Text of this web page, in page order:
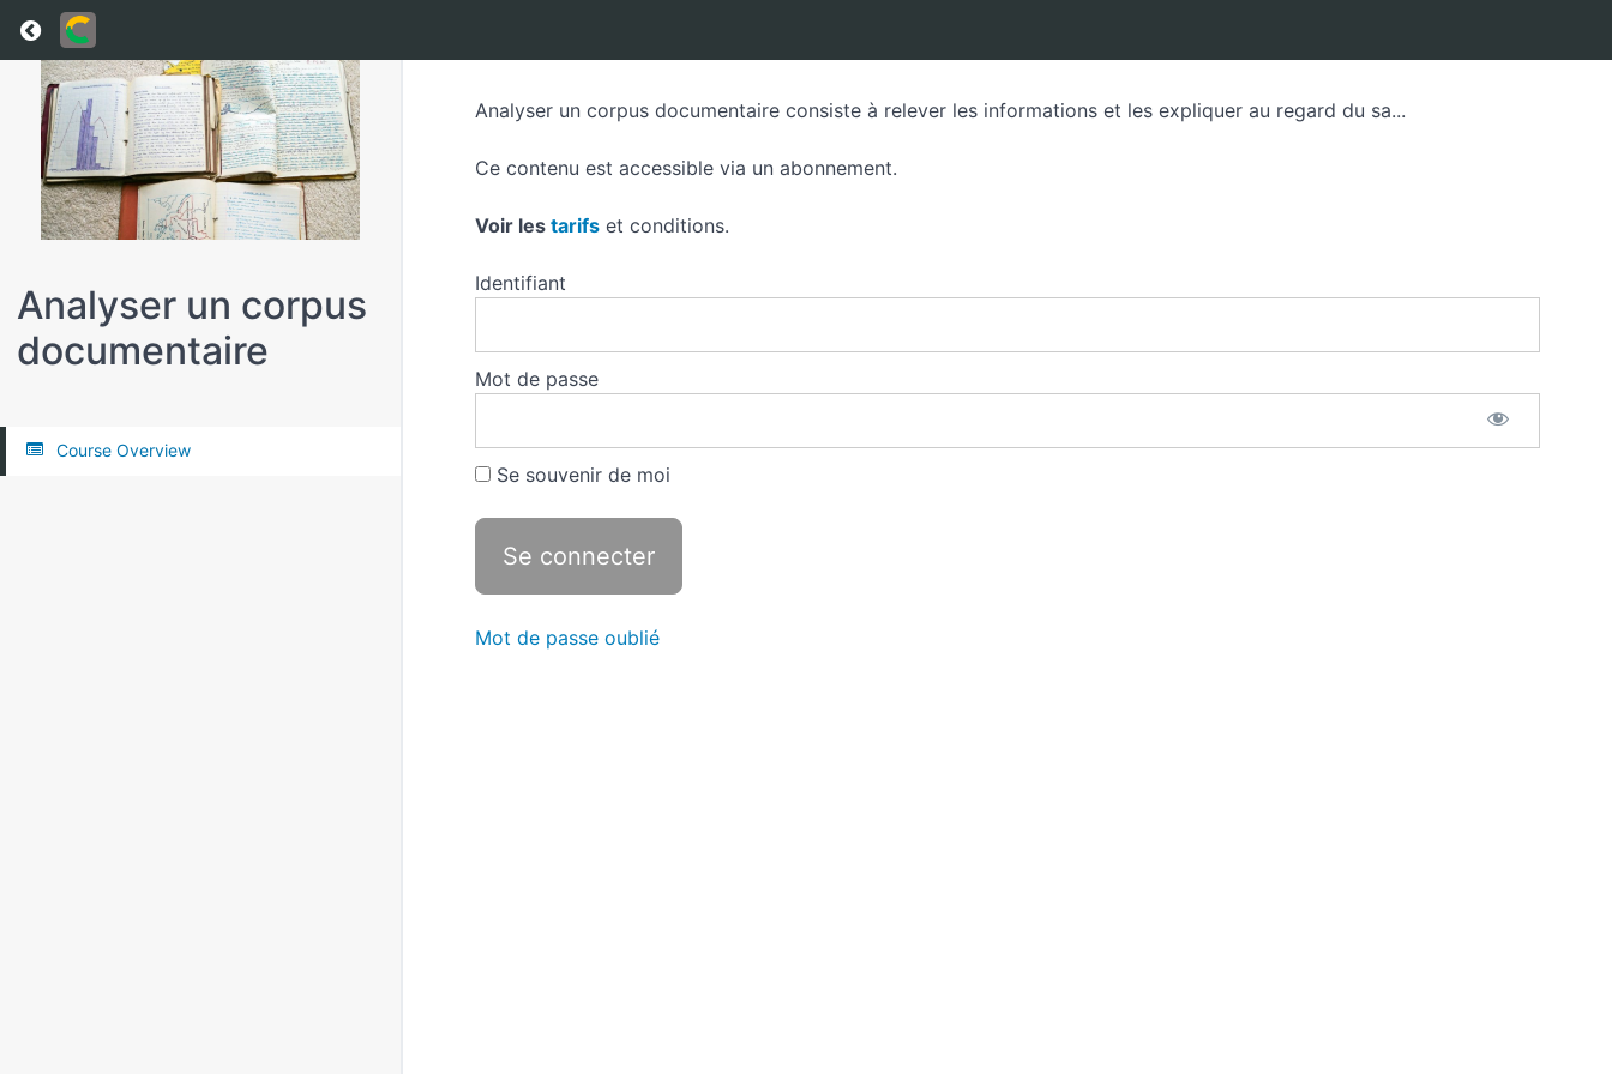
Return to all courses
Analyser un corpus
documentaire
Course Overview
Analyser un corpus documentaire consiste à relever les informations et les expliquer au regard du sa...
Ce contenu est accessible via un abonnement.
Voir les tarifs et conditions.
Identifiant
Mot de passe
Se souvenir de moi
Mot de passe oublié